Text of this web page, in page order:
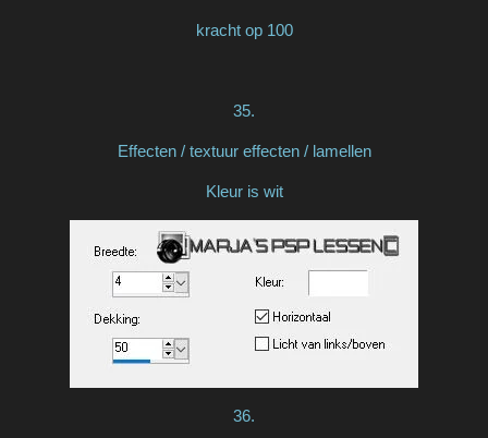
kracht op 100
35.
Effecten / textuur effecten / lamellen
Kleur is wit
36.